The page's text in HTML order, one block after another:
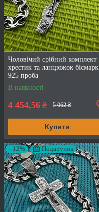
Чоловічий срібний комплект
хрестик та ланцюжок бісмарк
925 проба
В наявності
4 454,56 ₴ 5 062 ₴
Купити
–12% Подарунок